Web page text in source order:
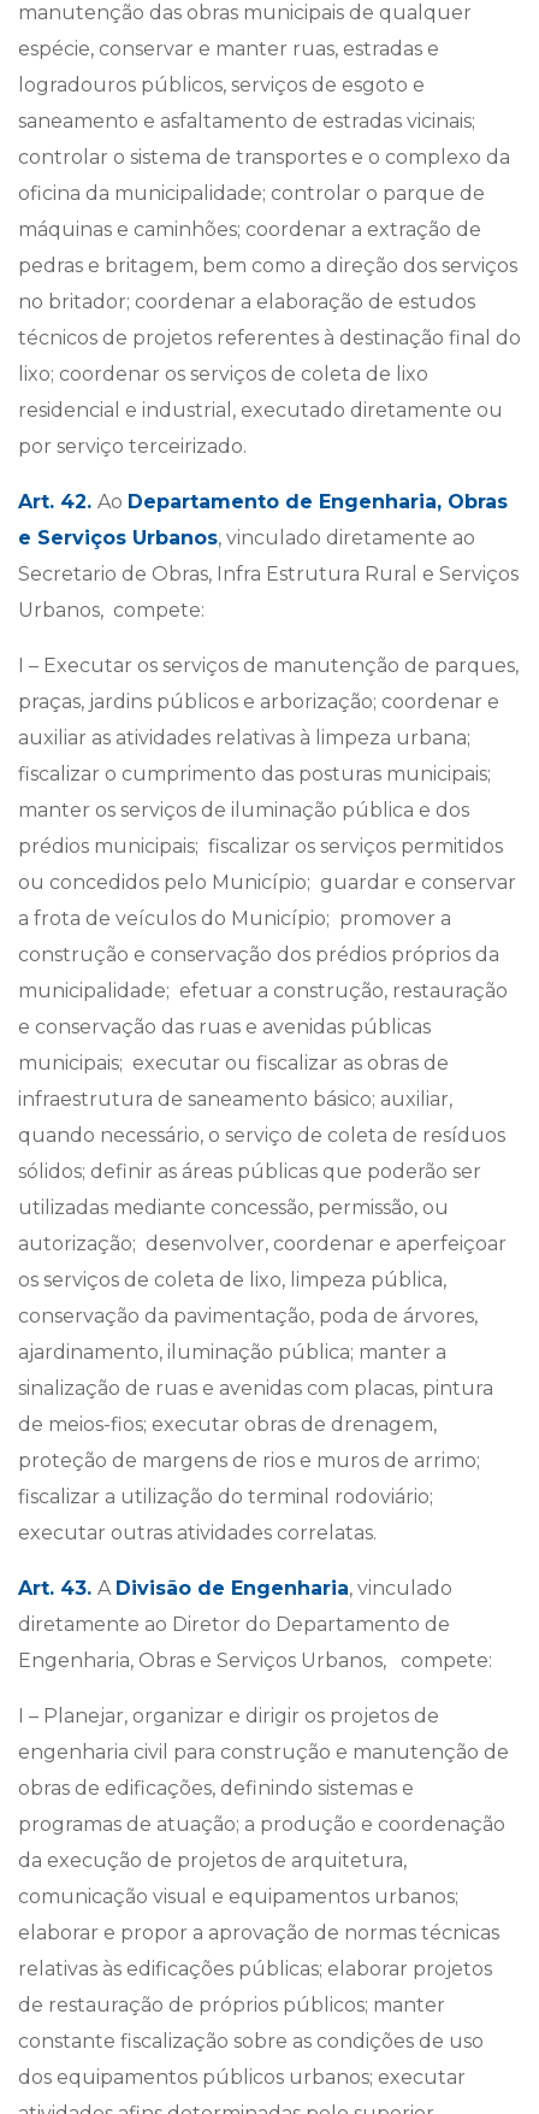
manutenção das obras municipais de qualquer
espécie, conservar e manter ruas, estradas e
logradouros públicos, serviços de esgoto e
saneamento e asfaltamento de estradas vicinais;
controlar o sistema de transportes e o complexo da
oficina da municipalidade; controlar o parque de
máquinas e caminhões; coordenar a extração de
pedras e britagem, bem como a direção dos serviços
no britador; coordenar a elaboração de estudos
técnicos de projetos referentes à destinação final do
lixo; coordenar os serviços de coleta de lixo
residencial e industrial, executado diretamente ou
por serviço terceirizado.
Art. 42. Ao Departamento de Engenharia, Obras
e Serviços Urbanos, vinculado diretamente ao
Secretario de Obras, Infra Estrutura Rural e Serviços
Urbanos, compete:
I – Executar os serviços de manutenção de parques,
praças, jardins públicos e arborização; coordenar e
auxiliar as atividades relativas à limpeza urbana;
fiscalizar o cumprimento das posturas municipais;
manter os serviços de iluminação pública e dos
prédios municipais; fiscalizar os serviços permitidos
ou concedidos pelo Município; guardar e conservar
a frota de veículos do Município; promover a
construção e conservação dos prédios próprios da
municipalidade; efetuar a construção, restauração
e conservação das ruas e avenidas públicas
municipais; executar ou fiscalizar as obras de
infraestrutura de saneamento básico; auxiliar,
quando necessário, o serviço de coleta de resíduos
sólidos; definir as áreas públicas que poderão ser
utilizadas mediante concessão, permissão, ou
autorização; desenvolver, coordenar e aperfeiçoar
os serviços de coleta de lixo, limpeza pública,
conservação da pavimentação, poda de árvores,
ajardinamento, iluminação pública; manter a
sinalização de ruas e avenidas com placas, pintura
de meios-fios; executar obras de drenagem,
proteção de margens de rios e muros de arrimo;
fiscalizar a utilização do terminal rodoviário;
executar outras atividades correlatas.
Art. 43. A Divisão de Engenharia, vinculado
diretamente ao Diretor do Departamento de
Engenharia, Obras e Serviços Urbanos, compete:
I – Planejar, organizar e dirigir os projetos de
engenharia civil para construção e manutenção de
obras de edificações, definindo sistemas e
programas de atuação; a produção e coordenação
da execução de projetos de arquitetura,
comunicação visual e equipamentos urbanos;
elaborar e propor a aprovação de normas técnicas
relativas às edificações públicas; elaborar projetos
de restauração de próprios públicos; manter
constante fiscalização sobre as condições de uso
dos equipamentos públicos urbanos; executar